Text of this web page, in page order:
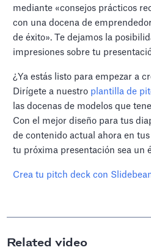
mediante «consejos prácticos
con una docena de
de éxito». Te dejamos la
impresiones sobre tu
¿Ya estás listo para empezar a
Dirígete a nuestro plantilla de
las docenas de modelos que
Con el mejor diseño para tus
de contenido actual ahora en tus
tu próxima presentación sea un
Crea tu pitch deck con
Related video